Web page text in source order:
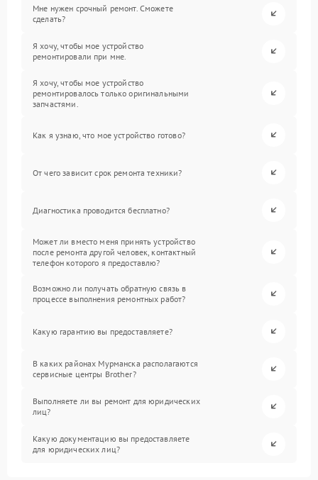
Мне нужен срочный ремонт. Сможете
сделать?
Я хочу, чтобы мое устройство
ремонтировали при мне.
Я хочу, чтобы мое устройство
ремонтировалось только оригинальными
запчастями.
Как я узнаю, что мое устройство готово?
От чего зависит срок ремонта техники?
Диагностика проводится бесплатно?
Может ли вместо меня принять устройство
после ремонта другой человек, контактный
телефон которого я предоставлю?
Возможно ли получать обратную связь в
процессе выполнения ремонтных работ?
Какую гарантию вы предоставляете?
В каких районах Мурманска располагаются
сервисные центры Brother?
Выполняете ли вы ремонт для юридических
лиц?
Какую документацию вы предоставляете
для юридических лиц?